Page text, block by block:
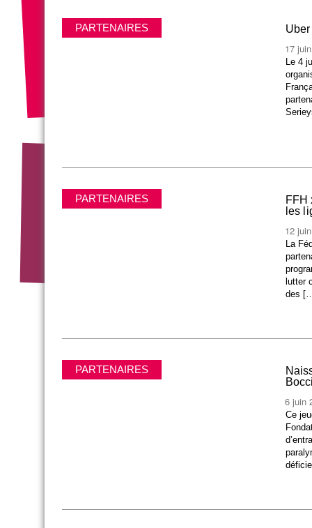
PARTENAIRES
17
Le 4
PARTENAIRES
FFH
les
12
La
lutter
des
PARTENAIRES
6 juin
Ce